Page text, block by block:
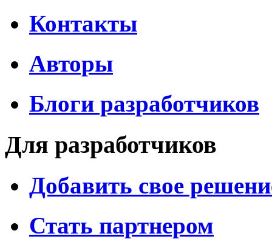
Контакты
Авторы
Блоги разработчиков
Для разработчиков
Добавить свое
Стать партнером